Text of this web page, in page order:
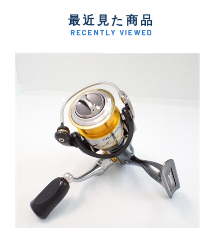
最近見た商品
RECENTLY VIEWED